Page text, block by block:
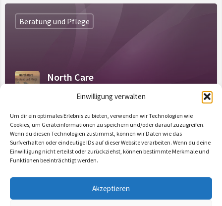
Einwilligung verwalten
Um dir ein optimales Erlebnis zu bieten, verwenden wir Technologien wie
Cookies, um Geräteinformationen zu speichern und/oder darauf zuzugreifen.
Wenn du diesen Technologien zustimmst, können wir Daten wie das
Surfverhalten oder eindeutige IDs auf dieser Website verarbeiten. Wenn du deine
Einwilligung nicht erteilst oder zurückziehst, können bestimmte Merkmale und
Funktionen beeinträchtigt werden.
Akzeptieren
North Care
Freie Kapazitäten: 100
Beratung und Pflege
Individuelle Schulung +3